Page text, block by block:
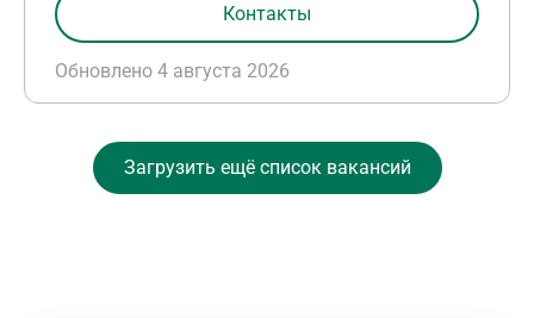
Обновлено 4 августа 2026
Контакты
Загрузить ещё список вакансий